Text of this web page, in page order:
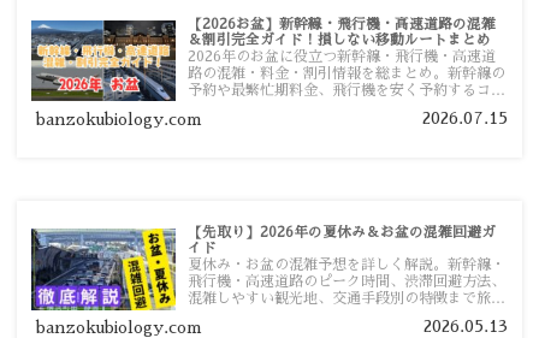
【2026お盆】新幹線・飛行機・高速道路の混雑
＆割引完全ガイド！損しない移動ルートまとめ
2026年のお盆に役立つ新幹線・飛行機・高速道
路の混雑・料金・割引情報を総まとめ。新幹線の
予約や最繁忙期料金、飛行機を安く予約するコ
い移動方法を分かりやすく解説します。
banzokubiology.com 2026.07.15
【先取り】2026年の夏休み＆お盆の混雑回避ガ
イド
夏休み・お盆の混雑予想を詳しく解説。新幹線・
飛行機・高速道路のピーク時間、渋滞回避方法、
混雑しやすい観光地、交通手段別の特徴まで旅行
banzokubiology.com 2026.05.13